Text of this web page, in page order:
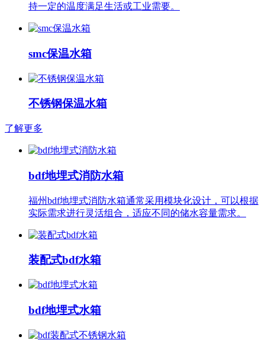
持一定的温度满足生活或工业需要。
smc保温水箱
不锈钢保温水箱
了解更多
bdf地埋式消防水箱
福州bdf地埋式消防水箱通常采用模块化设计，可以根据
实际需求进行灵活组合，适应不同的储水容量需求。
装配式bdf水箱
bdf地埋式水箱